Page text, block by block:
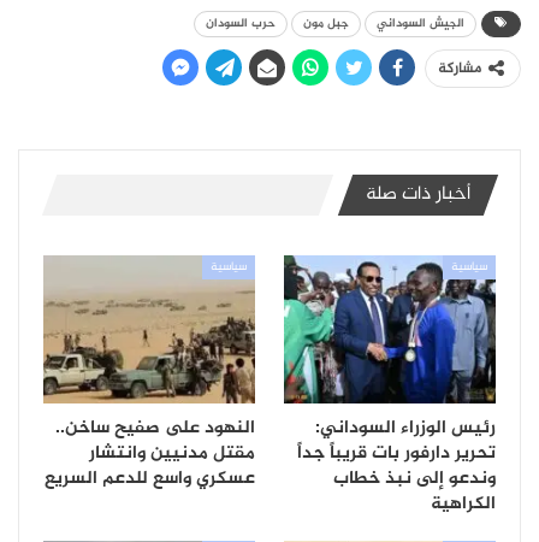
الجيش السوداني جبل مون حرب السودان
مشاركة
أخبار ذات صلة
سياسية
رئيس الوزراء السوداني:
تحرير دارفور بات قريباً جداً
وندعو إلى نبذ خطاب
الكراهية
سياسية
النهود على صفيح ساخن..
مقتل مدنيين وانتشار
عسكري واسع للدعم السريع